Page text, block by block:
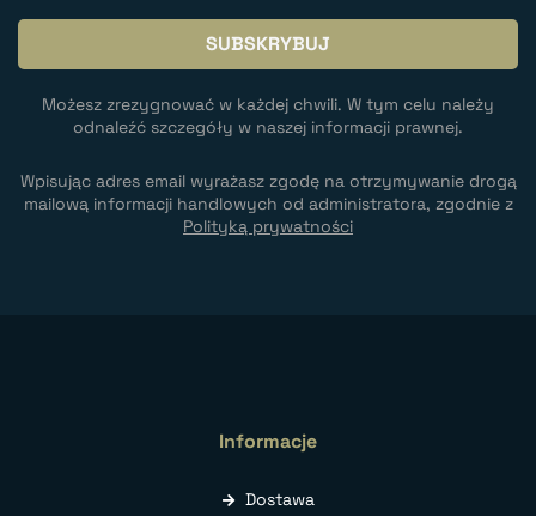
Możesz zrezygnować w każdej chwili. W tym celu należy
odnaleźć szczegóły w naszej informacji prawnej.
Wpisując adres email wyrażasz zgodę na otrzymywanie drogą
mailową informacji handlowych od administratora, zgodnie z
Polityką prywatności
Informacje
Dostawa